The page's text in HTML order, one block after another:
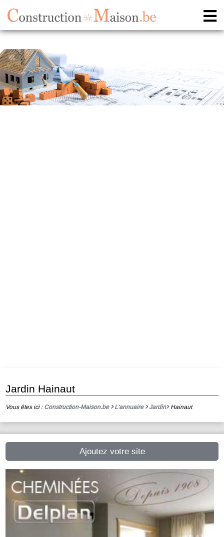
Jardin Hainaut
Vous êtes ici : Construction-Maison.be L'annuaire Jardin Hainaut
Ajoutez votre site